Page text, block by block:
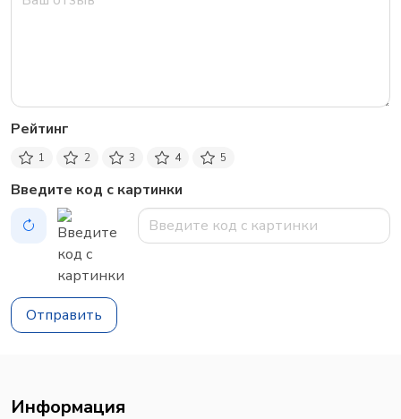
Рейтинг
1 2 3 4 5
Введите код с картинки
Отправить
Информация